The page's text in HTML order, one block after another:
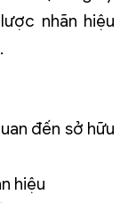
nhãn hiệu
đến sở hữu
hiệu